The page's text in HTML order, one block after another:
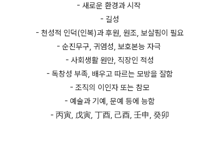
- 새로운 환경과 시작
- 길성
- 천성적 인덕(인복)과 후원, 원조, 보살핌이 필요
- 순진무구, 귀염성, 보호본능 자극
- 사회생활 원만, 직장인 적성
- 독창성 부족, 배우고 따르는 모방을 잘함
- 조직의 이인자 또는 참모
- 예술과 기예, 문예 등에 능함
- 丙寅, 戊寅, 丁酉, 己酉, 壬申, 癸卯